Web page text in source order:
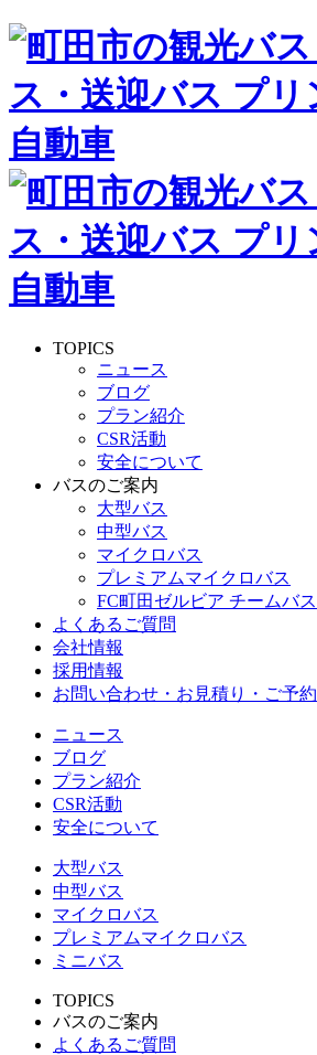
TOPICS
ニュース
ブログ
プラン紹介
CSR活動
安全について
バスのご案内
大型バス
中型バス
マイクロバス
プレミアムマイクロバス
FC町田ゼルビア チームバス
よくあるご質問
会社情報
採用情報
お問い合わせ・お見積り・ご予約
ニュース
ブログ
プラン紹介
CSR活動
安全について
大型バス
中型バス
マイクロバス
プレミアムマイクロバス
ミニバス
TOPICS
バスのご案内
よくあるご質問